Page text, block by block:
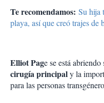
Te recomendamos: Su hija
playa, así que creó trajes de
Elliot Page se está
cirugía principaly la
para las personas